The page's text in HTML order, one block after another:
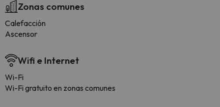
Zonas comunes
Calefacción
Ascensor
Wifi e Internet
Wi-Fi
Wi-Fi gratuito en zonas comunes